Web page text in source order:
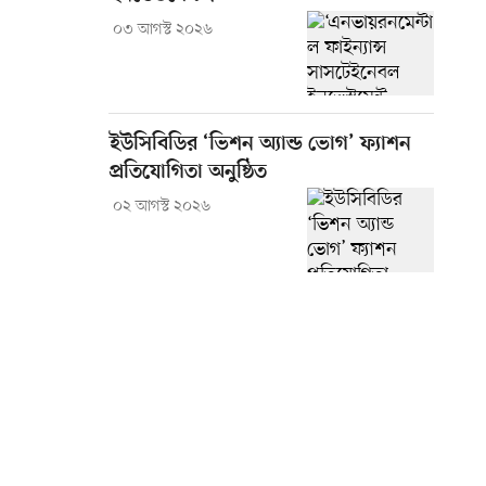
০৩ আগস্ট ২০২৬
ইউসিবিডির ‘ভিশন অ্যান্ড ভোগ’ ফ্যাশন
প্রতিযোগিতা অনুষ্ঠিত
০২ আগস্ট ২০২৬